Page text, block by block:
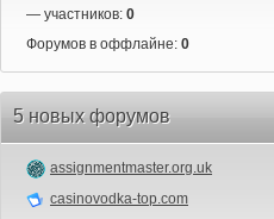
— участников: 0
Форумов в оффлайне: 0
5 новых форумов
assignmentmaster.org.uk
casinovodka-top.com